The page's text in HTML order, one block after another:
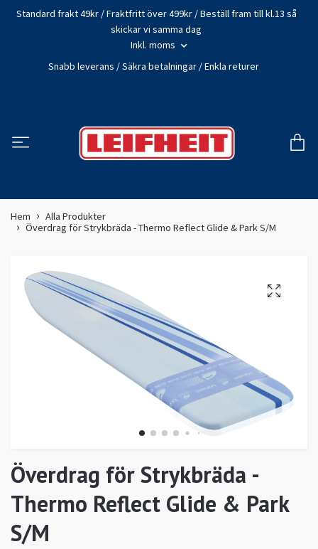
Standard frakt 49kr / Fraktfritt över 499kr / Beställ fram till kl.13 så
skickar vi samma dag
Inkl. moms
Snabb leverans / Säkra betalningar / Enkla returer
Hem
Alla Produkter
Överdrag för Strykbräda - Thermo Reflect Glide & Park S/M
Överdrag för Strykbräda -
Thermo Reflect Glide & Park
S/M